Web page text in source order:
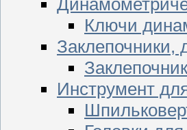
Ключи
Заклепочники,
Инструмент